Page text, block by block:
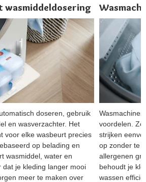
wasmiddeldosering
doseren, gebruik
en wasverzachter. Het
voor elke wasbeurt precies
op belading en
wasmiddel, water en
je kleding langer mooi
meer te maken over
voordelen.
strijken
op zonder te
allergenen
behoudt je
wassen